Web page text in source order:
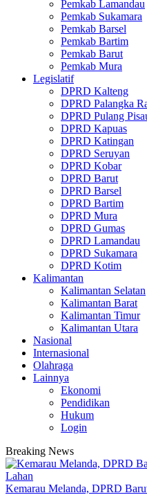
Pemkab Lamandau
Pemkab Sukamara
Pemkab Barsel
Pemkab Bartim
Pemkab Barut
Pemkab Mura
Legislatif
DPRD Kalteng
DPRD Palangka
DPRD Pulang
DPRD Kapuas
DPRD Katingan
DPRD Seruyan
DPRD Kobar
DPRD Barut
DPRD Barsel
DPRD Bartim
DPRD Mura
DPRD Gumas
DPRD Lamandau
DPRD Sukamara
DPRD Kotim
Kalimantan
Kalimantan Selatan
Kalimantan Barat
Kalimantan Timur
Kalimantan Utara
Nasional
Internasional
Olahraga
Lainnya
Ekonomi
Pendidikan
Hukum
Login
Breaking News
Kemarau Melanda, DPRD